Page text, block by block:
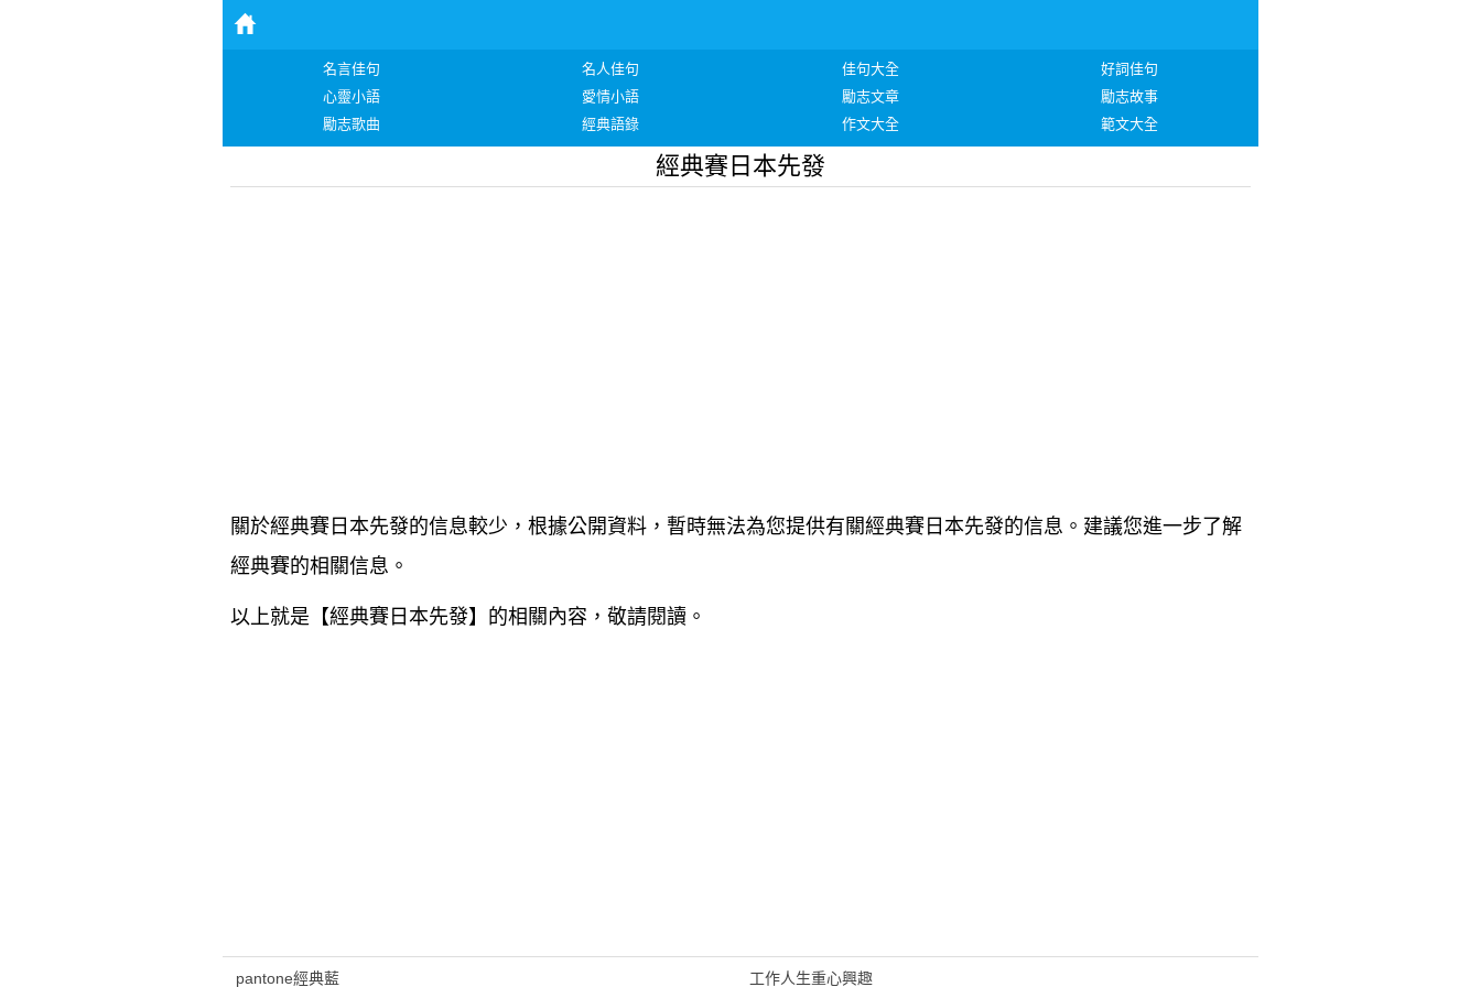
名言佳句 名人佳句 佳句大全
好詞佳句
心靈小語
愛情小語 勵志文章
勵志故事
勵志歌曲
經典語錄 作文大全 範文大全
經典賽日本先發
關於經典賽日本先發的信息較少，根據公開資料，暫時無法為您提供有關經典賽日本先發的信息。建議您進一步了解
經典賽的相關信息。
以上就是【經典賽日本先發】的相關內容，敬請閱讀。
pantone經典藍
工作人生重心興趣